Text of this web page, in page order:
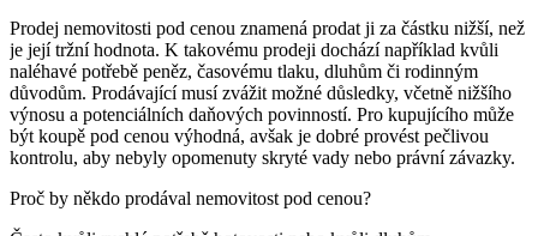
Prodej nemovitosti pod cenou znamená prodat ji za částku nižší, než
je její tržní hodnota. K takovému prodeji dochází například kvůli
naléhavé potřebě peněz, časovému tlaku, dluhům či rodinným
důvodům. Prodávající musí zvážit možné důsledky, včetně nižšího
výnosu a potenciálních daňových povinností. Pro kupujícího může
být koupě pod cenou výhodná, avšak je dobré provést pečlivou
kontrolu, aby nebyly opomenuty skryté vady nebo právní závazky.
Proč by někdo prodával nemovitost pod cenou?